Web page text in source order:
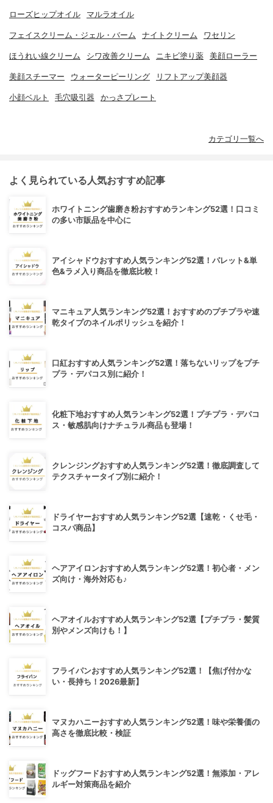
ローズヒップオイル マルラオイル
フェイスクリーム・ジェル・バーム ナイトクリーム ワセリン
ほうれい線クリーム シワ改善クリーム ニキビ塗り薬 美顔ローラー
美顔スチーマー ウォーターピーリング リフトアップ美顔器
小顔ベルト 毛穴吸引器 かっさプレート
カテゴリ一覧へ
よく見られている人気おすすめ記事
ホワイトニング歯磨き粉おすすめランキング52選！口コミ
の多い市販品を中心に
アイシャドウおすすめ人気ランキング52選！パレット&単
色&ラメ入り商品を徹底比較！
マニキュア人気ランキング52選！おすすめのプチプラや速
乾タイプのネイルポリッシュを紹介！
口紅おすすめ人気ランキング52選！落ちないリップをプチ
プラ・デパコス別に紹介！
化粧下地おすすめ人気ランキング52選！プチプラ・デパコ
ス・敏感肌向けナチュラル商品も登場！
クレンジングおすすめ人気ランキング52選！徹底調査して
テクスチャータイプ別に紹介！
ドライヤーおすすめ人気ランキング52選【速乾・くせ毛・
コスパ商品】
ヘアアイロンおすすめ人気ランキング52選！初心者・メン
ズ向け・海外対応も♪
ヘアオイルおすすめ人気ランキング52選【プチプラ・髪質
別やメンズ向けも！】
フライパンおすすめ人気ランキング52選！【焦げ付かな
い・長持ち！2026最新】
マヌカハニーおすすめ人気ランキング52選！味や栄養価の
高さを徹底比較・検証
ドッグフードおすすめ人気ランキング52選！無添加・アレ
ルギー対策商品を紹介